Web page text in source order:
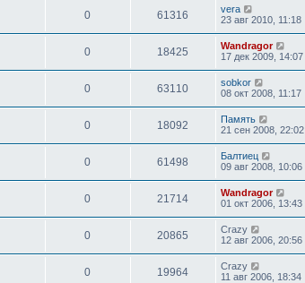
0 61316
vera
23 авг 2010, 11:18
0 18425
Wandragor
17 дек 2009, 14:07
0 63110
sobkor
08 окт 2008, 11:17
0 18092
Память
21 сен 2008, 22:02
0 61498
Балтиец
09 авг 2008, 10:06
0 21714
Wandragor
01 окт 2006, 13:43
0 20865
Crazy
12 авг 2006, 20:56
0 19964
Crazy
11 авг 2006, 18:34